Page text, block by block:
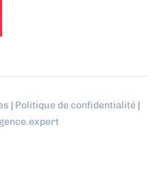
| Politique de confidentialité |